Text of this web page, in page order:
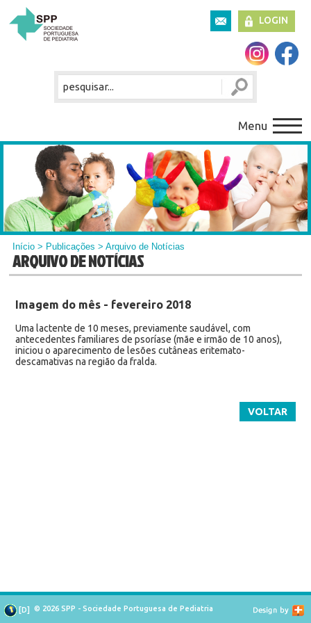
LOGIN
Menu
Início > Publicações > Arquivo de Notícias
ARQUIVO DE NOTÍCIAS
Imagem do mês - fevereiro 2018
Uma lactente de 10 meses, previamente saudável, com
antecedentes familiares de psoríase (mãe e irmão de 10 anos),
iniciou o aparecimento de lesões cutâneas eritemato-
descamativas na região da fralda.
VOLTAR
[D] © 2026 SPP - Sociedade Portuguesa de Pediatria